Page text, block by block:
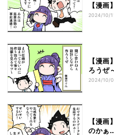
【漫
2024/10/
【漫
ろうぜ
2024/10/
【漫
のかぁ